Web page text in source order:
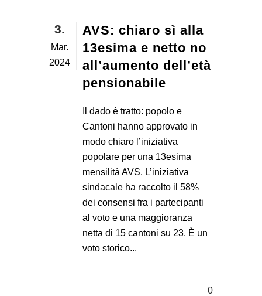
3.
Mar.
2024
AVS: chiaro sì alla
13esima e netto no
all’aumento dell’età
pensionabile
Il dado è tratto: popolo e
Cantoni hanno approvato in
modo chiaro l’iniziativa
popolare per una 13esima
mensilità AVS. L’iniziativa
sindacale ha raccolto il 58%
dei consensi fra i partecipanti
al voto e una maggioranza
netta di 15 cantoni su 23. È un
voto storico...
0